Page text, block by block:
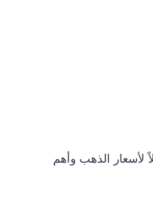
لأسعار الذهب وأهم